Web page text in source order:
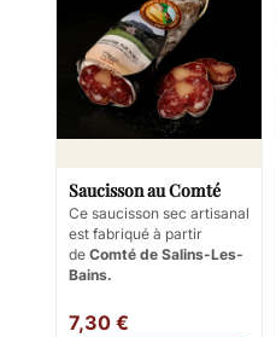
Saucisson au Comté
Ce saucisson sec artisanal
est fabriqué à partir
de Comté de Salins-Les-
Bains.
7,30 €